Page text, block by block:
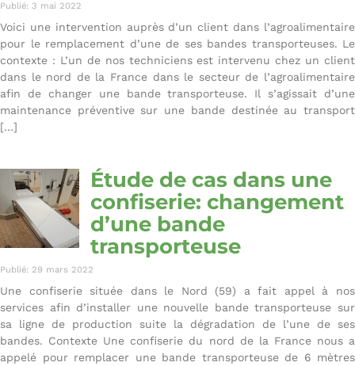
Publié: 3 mai 2022
Voici une intervention auprès d’un client dans l’agroalimentaire
pour le remplacement d’une de ses bandes transporteuses. Le
contexte : L’un de nos techniciens est intervenu chez un client
dans le nord de la France dans le secteur de l’agroalimentaire
afin de changer une bande transporteuse. Il s’agissait d’une
maintenance préventive sur une bande destinée au transport
[…]
Étude de cas dans une
confiserie: changement
d’une bande
transporteuse
Publié: 29 mars 2022
Une confiserie située dans le Nord (59) a fait appel à nos
services afin d’installer une nouvelle bande transporteuse sur
sa ligne de production suite la dégradation de l’une de ses
bandes. Contexte Une confiserie du nord de la France nous a
appelé pour remplacer une bande transporteuse de 6 mètres